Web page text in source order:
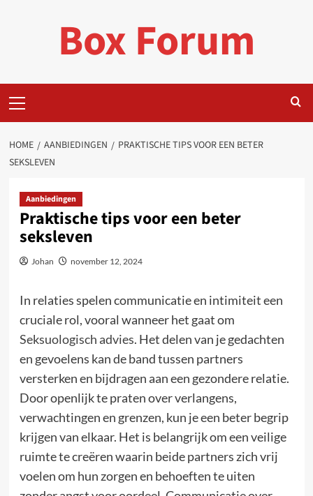
Box Forum
menu
HOME AANBIEDINGEN
PRAKTISCHE TIPS VOOR EEN BETER
SEKSLEVEN
Aanbiedingen
Praktische tips voor een beter
seksleven
Johan november 12, 2024
In relaties spelen communicatie en intimiteit een
cruciale rol, vooral wanneer het gaat om
Seksuologisch advies. Het delen van je gedachten
en gevoelens kan de band tussen partners
versterken en bijdragen aan een gezondere relatie.
Door openlijk te praten over verlangens,
verwachtingen en grenzen, kun je een beter begrip
krijgen van elkaar. Het is belangrijk om een veilige
ruimte te creëren waarin beide partners zich vrij
voelen om hun zorgen en behoeften te uiten